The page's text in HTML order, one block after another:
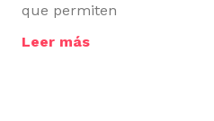
que permiten
Leer más